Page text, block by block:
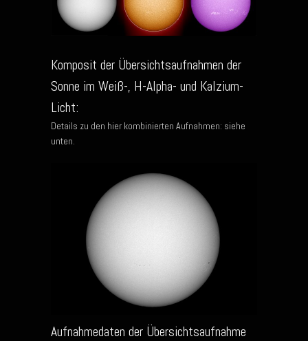
Komposit der Übersichtsaufnahmen der
Sonne im Weiß-, H-Alpha- und Kalzium-
Licht:
Details zu den hier kombinierten Aufnahmen: siehe
unten.
Aufnahmedaten der Übersichtsaufnahme